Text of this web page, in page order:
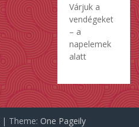
Várjuk a
vendégeket
– a
napelemek
alatt
| Theme: One Pageily